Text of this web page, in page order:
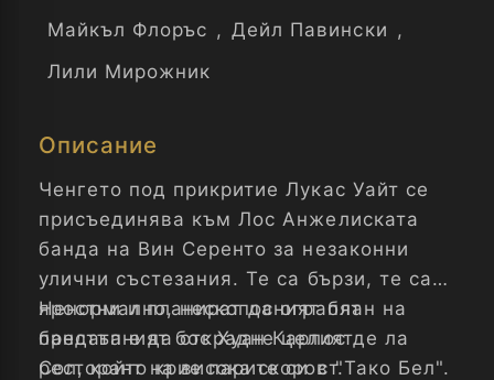
Майкъл Флоръс , Дейл Павински ,
Лили Мирожник
Описание
Ченгето под прикритие Лукас Уайт се
присъединява към Лос Анжелиската
банда на Вин Серенто за незаконни
улични състезания. Те са бързи, те са
яростни и планират да ограбят
престъпният бос Хуан Карлос де ла
Сол, който крие парите си в "Тако Бел".
Ненормално, нескопосният план на
бандата е да открадне целият
ресторант на висока скорост.